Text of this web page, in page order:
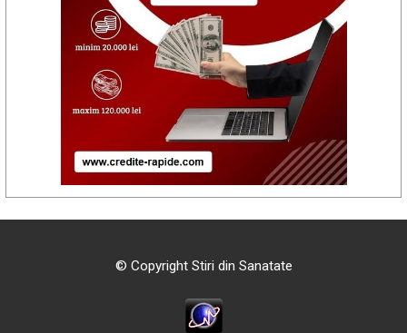
© Copyright Stiri din Sanatate